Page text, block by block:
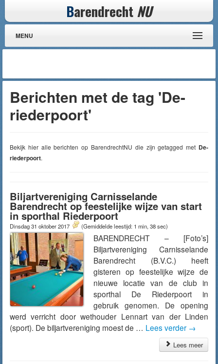
Barendrecht NU
MENU
Berichten met de tag 'De-
riederpoort'
Bekijk hier alle berichten op BarendrechtNU die zijn getagged met De-
riederpoort.
Biljartvereniging Carnisselande
Barendrecht op feestelijke wijze van start
in sporthal Riederpoort
Dinsdag 31 oktober 2017 (Gemiddelde leestijd: 1 min, 38 sec)
BARENDRECHT – [Foto’s]
Biljartvereniging Carnisselande
Barendrecht (B.V.C.) heeft
gisteren op feestelijke wijze de
nieuwe locatie van de club in
sporthal De Riederpoort in
gebruik genomen. De opening
werd verricht door wethouder Lennart van der Linden
(sport). De biljartvereniging moest de … Lees verder →
Lees meer